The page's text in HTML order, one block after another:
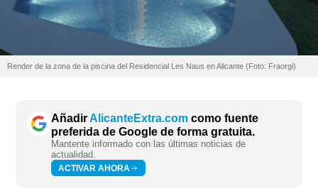
Render de la zona de la piscina del Residencial Les Naus en Alicante (Foto: Fraorgi)
AñadirAlicanteExtra.com como fuente
preferida de Google de forma gratuita.
Mantente informado con las últimas noticias de
actualidad.
ACTIVAR AHORA